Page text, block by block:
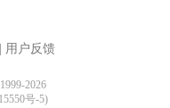
用户反馈
2026
号-5)